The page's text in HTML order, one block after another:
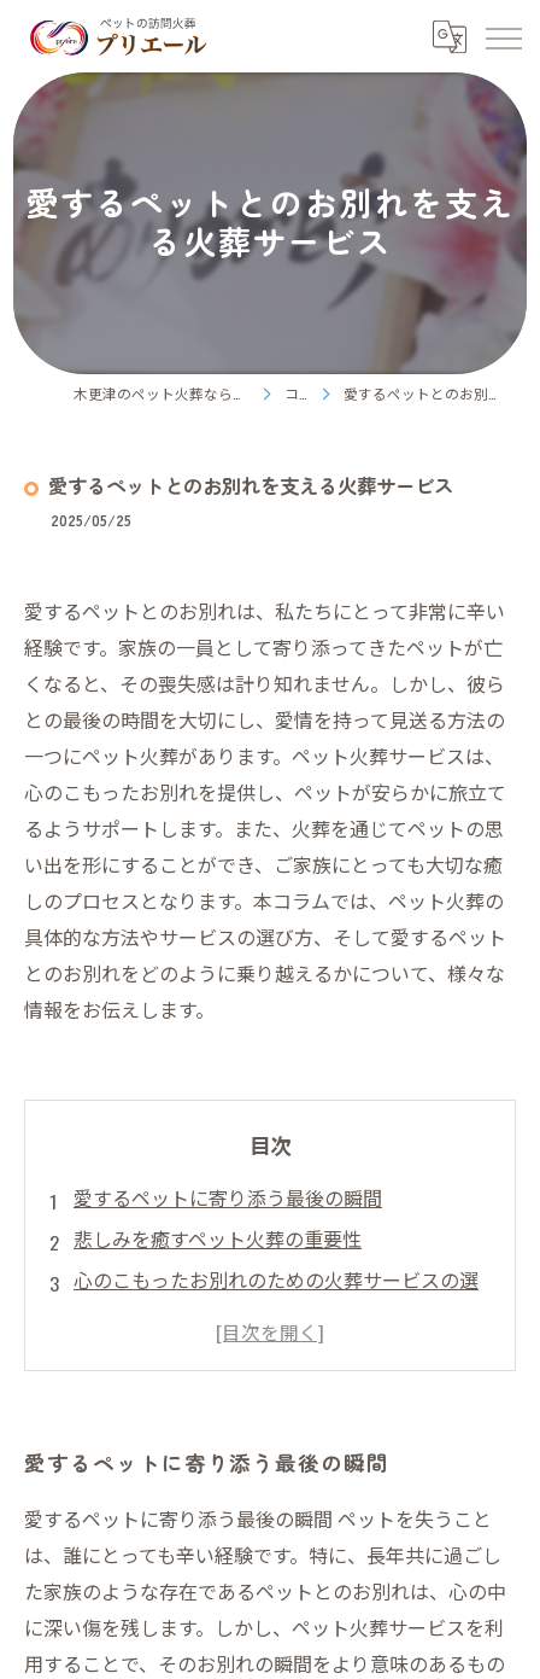
愛するペットとのお別れを支え
る火葬サービス
コラム 愛するペットとのお別れを支える火葬サービス
愛するペットとのお別れを支える火葬サービス
2025/05/25
愛するペットとのお別れは、私たちにとって非常に辛い
経験です。家族の一員として寄り添ってきたペットが亡
くなると、その喪失感は計り知れません。しかし、彼ら
との最後の時間を大切にし、愛情を持って見送る方法の
一つにペット火葬があります。ペット火葬サービスは、
心のこもったお別れを提供し、ペットが安らかに旅立て
るようサポートします。また、火葬を通じてペットの思
い出を形にすることができ、ご家族にとっても大切な癒
しのプロセスとなります。本コラムでは、ペット火葬の
具体的な方法やサービスの選び方、そして愛するペット
とのお別れをどのように乗り越えるかについて、様々な
情報をお伝えします。
目次
愛するペットに寄り添う最後の瞬間
悲しみを癒すペット火葬の重要性
心のこもったお別れのための火葬サービスの選
愛情を込めたお別れがもたらす感謝の気持ち
愛するペットに寄り添う最後の瞬間
愛するペットに寄り添う最後の瞬間 ペットを失うこと
は、誰にとっても辛い経験です。特に、長年共に過ごし
た家族のような存在であるペットとのお別れは、心の中
に深い傷を残します。しかし、ペット火葬サービスを利
用することで、そのお別れの瞬間をより意味のあるもの